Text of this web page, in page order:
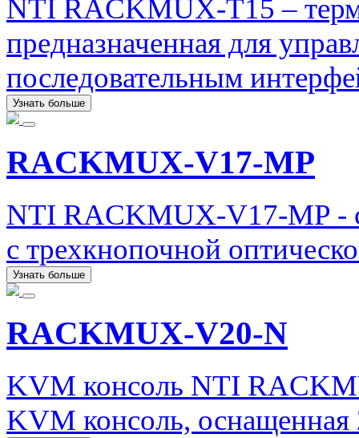
NTI RACKMUX-T15 –
предназначенная для
последовательным
Узнать больше
RACKMUX-V17-MP
NTI RACKMUX-V17-MP -
с трехкнопочной
Узнать больше
RACKMUX-V20-N
KVM консоль NTI
KVM консоль,